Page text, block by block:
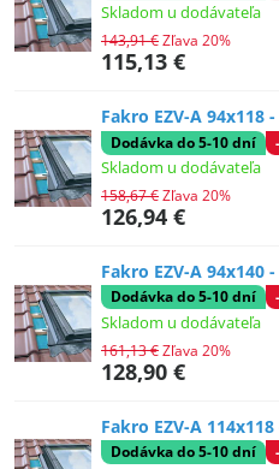
Skladom u dodávateľa
115,13 €
143,91 €Zľava 20%
Fakro EZV-A 94x118
Dodávka do 5-10 dní
Skladom u dodávateľa
126,94 €
158,67 €Zľava 20%
Fakro EZV-A 94x140
Dodávka do 5-10 dní
Skladom u dodávateľa
128,90 €
161,13 €Zľava 20%
Fakro EZV-A
Dodávka do 5-10 dní